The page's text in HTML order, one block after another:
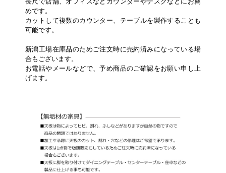
めです。
カットして複数のカウンター、テーブルを製作することも
可能です。
新潟工場在庫品のためご注文時に売約済みになっている場
合もございます。
お電話やメールなどで、予め商品のご確認をお願い申し上
げます。